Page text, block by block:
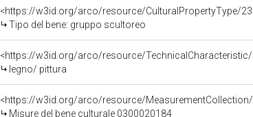
<https://w3id.org/arco/resource/CulturalPropertyType/
Tipo del bene: gruppo scultoreo
<https://w3id.org/arco/resource/TechnicalCharacteristic/
legno/ pittura
<https://w3id.org/arco/resource/
Misure del bene culturale 0300020184